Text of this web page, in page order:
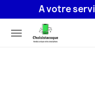
A votre
